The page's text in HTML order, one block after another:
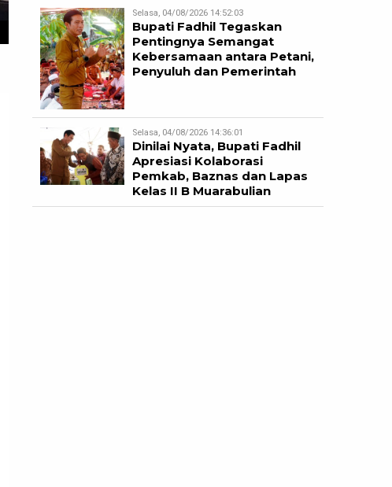
Selasa, 04/08/2026 14:52:03
Bupati Fadhil Tegaskan
Pentingnya Semangat
Kebersamaan antara Petani,
Penyuluh dan Pemerintah
Selasa, 04/08/2026 14:36:01
Dinilai Nyata, Bupati Fadhil
Apresiasi Kolaborasi
Pemkab, Baznas dan Lapas
Kelas II B Muarabulian